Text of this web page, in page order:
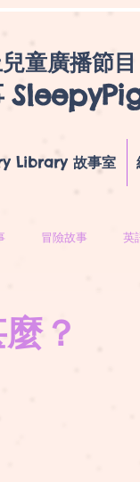
童廣播節目
Library 故事室
冒險故事 英
？